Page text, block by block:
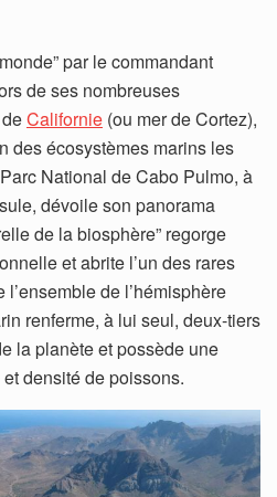
par le commandant
de ses nombreuses
Californie (ou mer de Cortez),
des écosystèmes marins les
National de Cabo Pulmo, à
dévoile son panorama
de la biosphère” regorge
et abrite l’un des rares
de l’hémisphère
renferme, à lui seul, deux-tiers
la planète et possède une
densité de poissons.